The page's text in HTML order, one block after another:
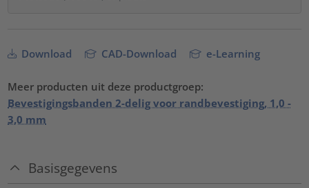
Download CAD-Download e-Learning
Meer producten uit deze productgroep:
Bevestigingsbanden 2-delig voor randbevestiging, 1,0 -
3,0 mm
Basisgegevens